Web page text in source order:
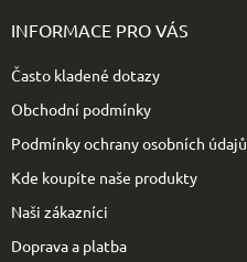
INFORMACE PRO VÁS
Často kladené dotazy
Obchodní podmínky
Podmínky ochrany osobních údajů
Kde koupíte naše produkty
Naši zákazníci
Doprava a platba